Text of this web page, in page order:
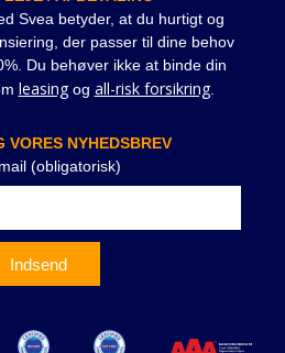
Svea betyder, at du hurtigt og
der passer til dine behov
Du behøver ikke at binde din
leasingog all-risk forsikring.
VORES NYHEDSBREV
(obligatorisk)
Indsend